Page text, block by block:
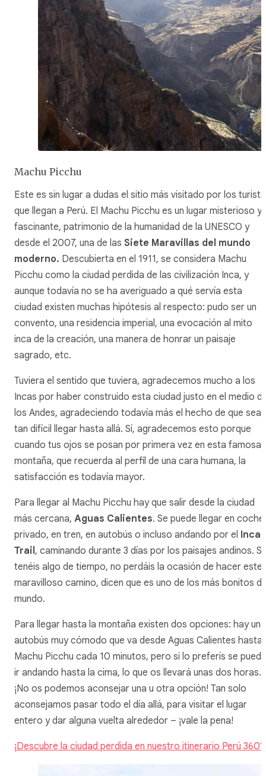
Machu Picchu
Este es sin lugar a dudas el sitio más visitado por los
que llegan a Perú. El Machu Picchu es un lugar misterioso y
fascinante, patrimonio de la humanidad de la UNESCO y
desde el 2007, una de las Siete Maravillas del mundo
moderno. Descubierta en el 1911, se considera Machu
Picchu como la ciudad perdida de las civilización Inca, y
aunque todavía no se ha averiguado a qué servía esta
ciudad existen muchas hipótesis al respecto: pudo ser un
convento, una residencia imperial, una evocación al mito
inca de la creación, una manera de honrar un paisaje
sagrado, etc.
Tuviera el sentido que tuviera, agradecemos mucho a los
Incas por haber construido esta ciudad justo en el medio
los Andes, agradeciendo todavía más el hecho de que sea
tan difícil llegar hasta allá. Sí, agradecemos esto porque
cuando tus ojos se posan por primera vez en esta famosa
montaña, que recuerda al perfil de una cara humana, la
satisfacción es todavía mayor.
Para llegar al Machu Picchu hay que salir desde la ciudad
más cercana, Aguas Calientes. Se puede llegar en coche
privado, en tren, en autobús o incluso andando por el Inca
Trail , caminando durante 3 días por los paisajes andinos. Si
tenéis algo de tiempo, no perdáis la ocasión de hacer este
maravilloso camino, dicen que es uno de los más bonitos
mundo.
Para llegar hasta la montaña existen dos opciones: hay un
autobús muy cómodo que va desde Aguas Calientes hasta
Machu Picchu cada 10 minutos, pero si lo preferís se puede
ir andando hasta la cima, lo que os llevará unas dos horas.
¡No os podemos aconsejar una u otra opción! Tan solo
aconsejamos pasar todo el día allá, para visitar el lugar
entero y dar alguna vuelta alrededor – ¡vale la pena!
¡Descubre la ciudad perdida en nuestro itinerario Perú 360°!